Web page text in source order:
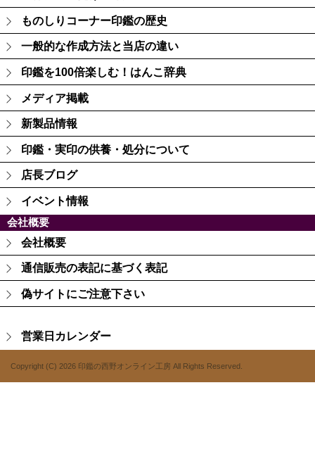
ものしりコーナー印鑑の歴史
一般的な作成方法と当店の違い
印鑑を100倍楽しむ！はんこ辞典
メディア掲載
新製品情報
印鑑・実印の供養・処分について
店長ブログ
イベント情報
会社概要
会社概要
通信販売の表記に基づく表記
偽サイトにご注意下さい
営業日カレンダー
Copyright (C) 2026 印鑑の西野オンライン工房 All Rights Reserved.